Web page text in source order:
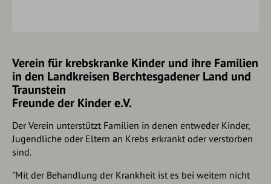
Verein für krebskranke Kinder und ihre Familien
in den Landkreisen Berchtesgadener Land und
Traunstein
Freunde der Kinder e.V.
Der Verein unterstützt Familien in denen entweder Kinder,
Jugendliche oder Eltern an Krebs erkrankt oder verstorben
sind.
"Mit der Behandlung der Krankheit ist es bei weitem nicht